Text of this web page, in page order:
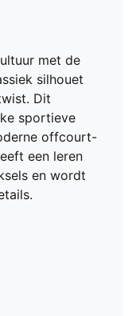
met de
silhouet
Dit
sportieve
offcourt-
een leren
en wordt